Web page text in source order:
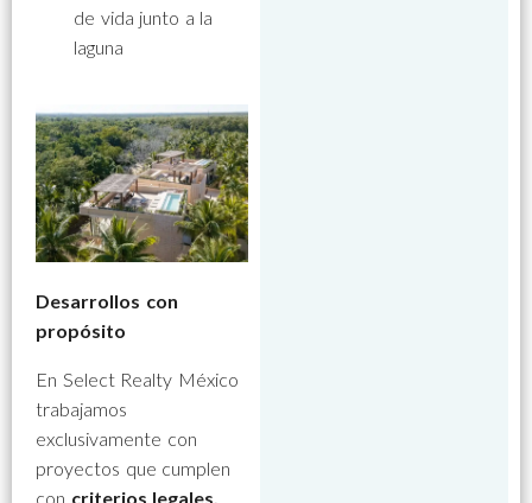
de vida junto a la
laguna
Desarrollos con
propósito
En Select Realty México
trabajamos
exclusivamente con
proyectos que cumplen
con criterios legales,